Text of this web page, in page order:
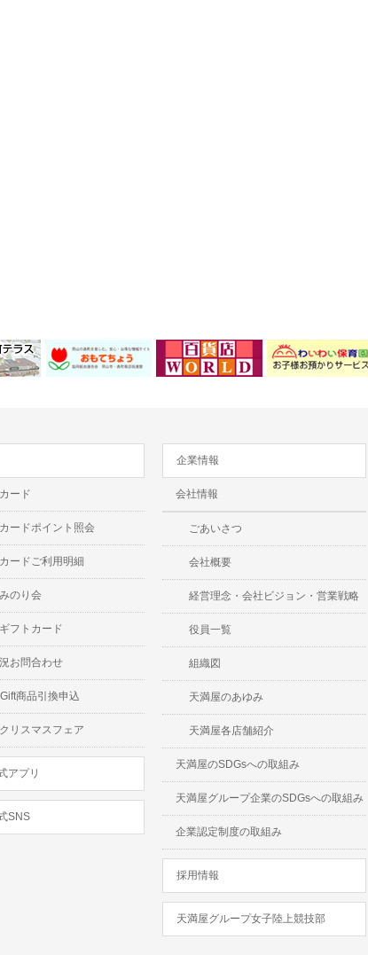
ード
ードポイント照会
ードご利用明細
のり会
フトカード
お問合わせ
商品引換申込
リスマスフェア
アプリ
SNS
企業情報
会社情報
ごあいさつ
会社概要
経営理念・会社ビジョン・営業戦略
役員一覧
組織図
天満屋のあゆみ
天満屋各店舗紹介
天満屋のSDGsへの取組み
天満屋グループ企業のSDGsへの取組み
企業認定制度の取組み
採用情報
天満屋グループ女子陸上競技部